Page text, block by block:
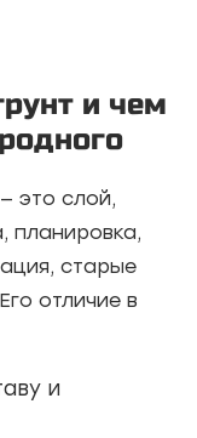
и чем
это слой,
планировка,
старые
отличие в
и